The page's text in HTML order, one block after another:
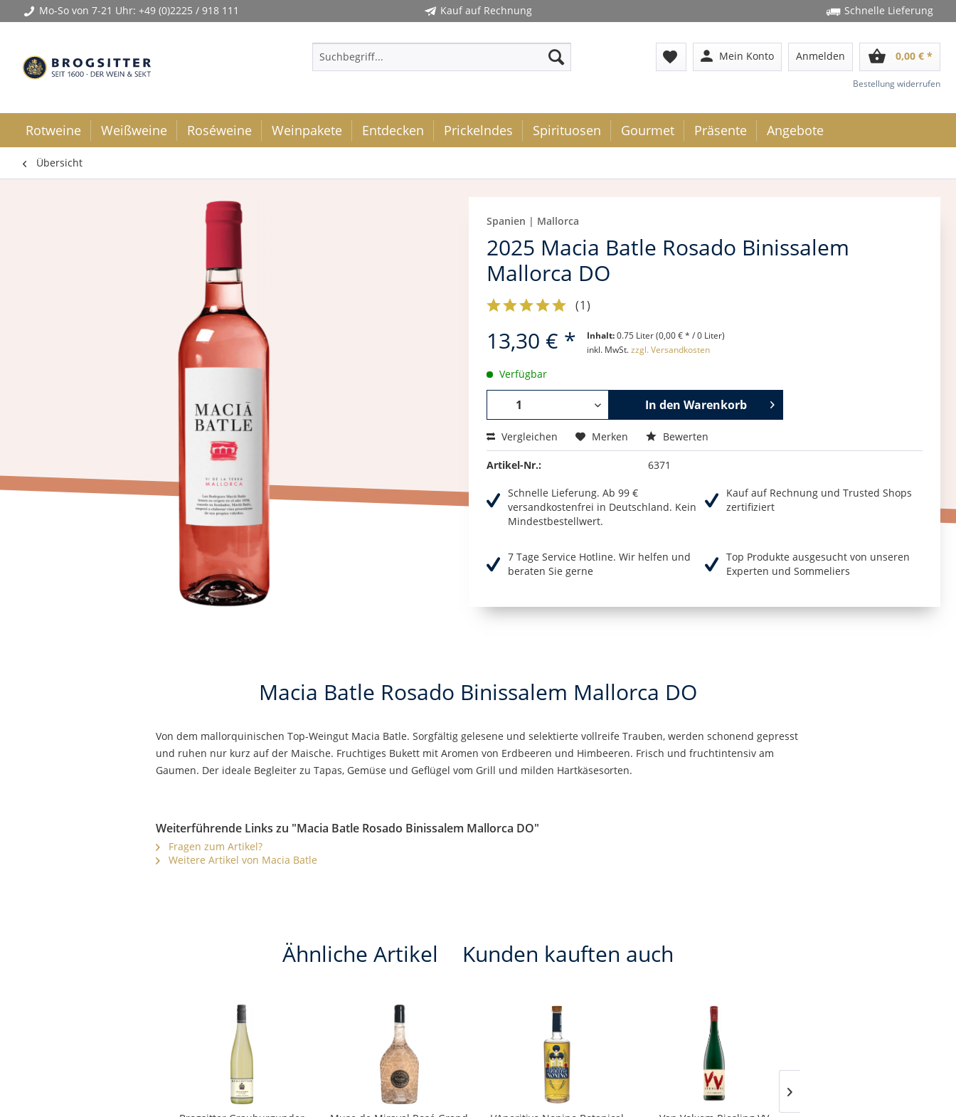
Mo-So von 7-21 Uhr: +49 (0)2225 / 918 111 Kauf auf Rechnung Schnelle Lieferung
favorite person Mein Konto Anmelden shopping_basket 0,00 € *
Bestellung widerrufen
Rotweine Weißweine Roséweine Weinpakete Entdecken Prickelndes Spirituosen Gourmet Präsente Angebote
Übersicht
Spanien | Mallorca
2025 Macia Batle Rosado Binissalem
Mallorca DO
(1)
13,30 € * Inhalt:0.75 Liter (0,00 € * / 0 Liter)
inkl. MwSt.zzgl. Versandkosten
Verfügbar
In den Warenkorb
Vergleichen Merken Bewerten
Artikel-Nr.: 6371
Schnelle Lieferung. Ab 99 €
versandkostenfrei in Deutschland. Kein
Mindestbestellwert.
Kauf auf Rechnung und Trusted Shops
zertifiziert
7 Tage Service Hotline. Wir helfen und
beraten Sie gerne
Top Produkte ausgesucht von unseren
Experten und Sommeliers
Macia Batle Rosado Binissalem Mallorca DO
Von dem mallorquinischen Top-Weingut Macia Batle. Sorgfältig gelesene und selektierte vollreife Trauben, werden schonend gepresst
und ruhen nur kurz auf der Maische. Fruchtiges Bukett mit Aromen von Erdbeeren und Himbeeren. Frisch und fruchtintensiv am
Gaumen. Der ideale Begleiter zu Tapas, Gemüse und Geflügel vom Grill und milden Hartkäsesorten.
Weiterführende Links zu "Macia Batle Rosado Binissalem Mallorca DO"
Fragen zum Artikel?
Weitere Artikel von Macia Batle
Ähnliche Artikel Kunden kauften auch